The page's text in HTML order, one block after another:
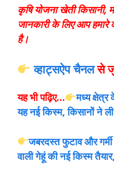
कृषि योजना खेती
जानकारी के लिए आप
है।
व्हाट्सऐप चैनलसे
यह भी पढ़िए…
मध्य क्षेत्र
यह नई किस्म, किसानों ने
जबरदस्त फुटाव और
वाली गेहूं की नई किस्म